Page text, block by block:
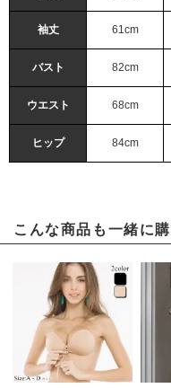
袖丈 61cm
バスト 82cm
ウエスト 68cm
ヒップ 84cm
こんな商品も一緒に